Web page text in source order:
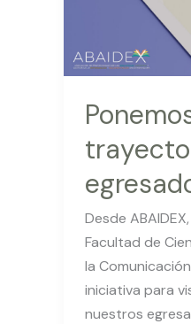
Desde
Facultad de
la
iniciativa para
nuestros
nuestros